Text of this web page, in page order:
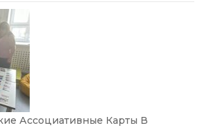
Ассоциативные Карты В